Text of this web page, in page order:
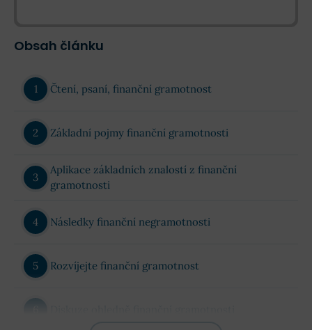
Obsah článku
Čtení, psaní, finanční gramotnost
Základní pojmy finanční gramotnosti
Aplikace základních znalostí z finanční
gramotnosti
Následky finanční negramotnosti
Rozvíjejte finanční gramotnost